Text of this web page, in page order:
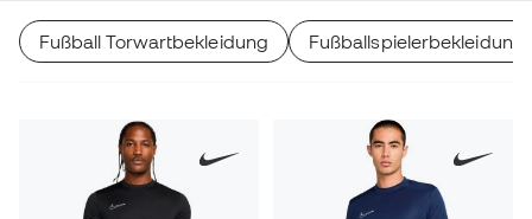
Fußball Torwartbekleidung Fußballspielerbekleidung